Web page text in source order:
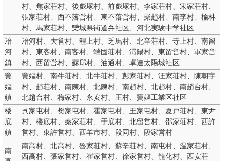
村、焦家荘村、後彪塚村、前彪塚村、李家荘村、宋家荘村、
張家荘村、西不落営村、東不落営村、柴趙村、南李村、楡林
村、馬家荘村、欒城県街道弁社区、河北実験中学社区
冶
河
鎮
冶河村、大営村、程上村、乏馬村、北辛荘村、寺上村、南留
村、東客村、南客村、端固荘村、潯陽村、東留営村、軍家営
村、西留営村、蘇邱村、油通村、卓達太陽城社区
竇
嫗
鎮
竇嫗村、南牛荘村、北牛荘村、彭家荘村、汪家荘村、陳朝宇
村、趙荘村、南陳村、北陳村、南趙村、北趙村、南趙台村、
北趙台村、梅家村、永安村、王村、竇嫗工業区社区
楼
底
鎮
呉家屯村、樊家屯村、霍家屯村、王家屯村、夏戸荘村、東尹
村、楼底村、秦家荘村、于底村、北留営村、邵家荘村、西許
営村、東許営村、西羊市村、段同村、段家営村
南
南高村、北高村、魯家荘村、蘇辛荘村、南屯村、温家荘村、
西高村、張家営村、崔家営村、徐家営村、龍化村、西安荘